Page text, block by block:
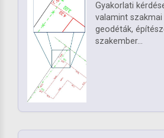
Gyakorlati
valamint
geodéták,
szakember...